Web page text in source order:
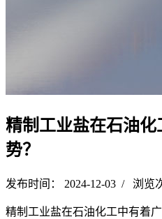
精制工业盐在石油
势？
发布时间： 2024-12-03 / 浏览
精制工业盐在石油化工中有着